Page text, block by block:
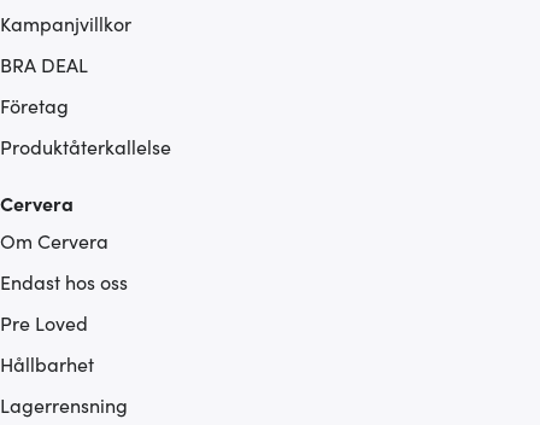
Kampanjvillkor
BRA DEAL
Företag
Produktåterkallelse
Cervera
Om Cervera
Endast hos oss
Pre Loved
Hållbarhet
Lagerrensning